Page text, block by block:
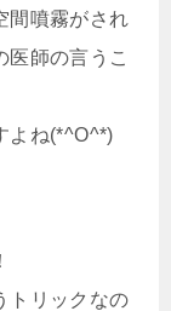
間噴霧がされ
医師の言うこ
よね(*^O^*)
トリックなの